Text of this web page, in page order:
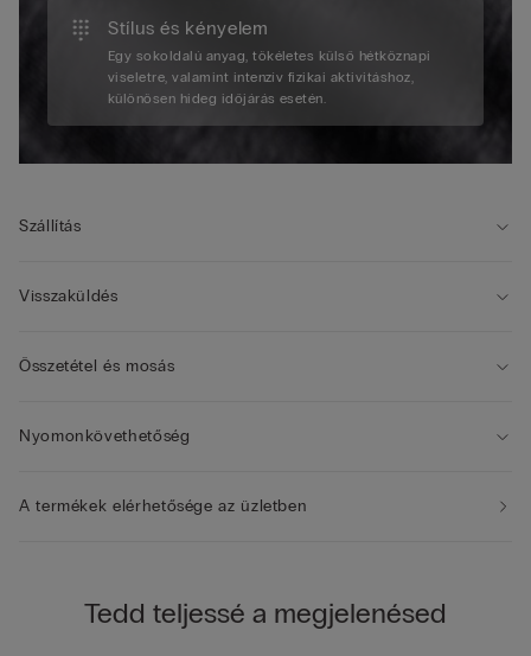
Stílus és kényelem
Egy sokoldalú anyag, tökéletes külső hétköznapi
viseletre, valamint intenzív fizikai aktivitáshoz,
különösen hideg időjárás esetén.
Szállítás
Visszaküldés
Összetétel és mosás
Nyomonkövethetőség
A termékek elérhetősége az üzletben
Tedd teljessé a megjelenésed